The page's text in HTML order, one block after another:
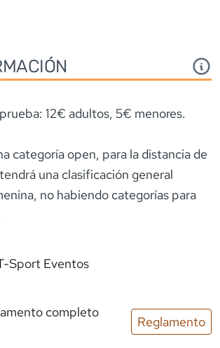
12€ adultos, 5€ menores.
categoría open, para la distancia de
una clasificación general
no habiendo categorías para
Sport Eventos
completo
Reglamento